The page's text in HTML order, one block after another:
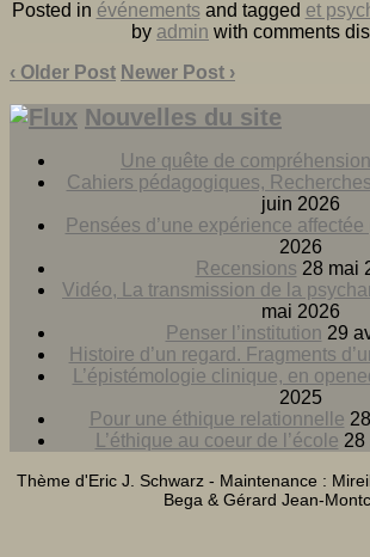
Posted in événementsand tagged et
by admin with comments
‹ Older Post Newer Post ›
Nouvelles du site
Une quête de compréhension
Cahiers pédagogiques,
juin 2026
Pensées d’une expérience
2026
Recensions 28 mai
Vidéo, La transmission de la
mai 2026
Penser l’institution 29
Histoire d’un regard. Fragments
L’épistémologie clinique, en
2025
Pour une éthique relationnelle
L’éthique au coeur de l’école 28
Thème d'Eric J. Schwarz - Maintenance :
Bega & Gérard Jean-